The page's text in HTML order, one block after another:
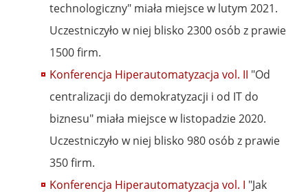
technologiczny" miała miejsce w lutym 2021.
Uczestniczyło w niej blisko 2300 osób z prawie
1500 firm.
Konferencja Hiperautomatyzacja vol. II "Od
centralizacji do demokratyzacji i od IT do
biznesu" miała miejsce w listopadzie 2020.
Uczestniczyło w niej blisko 980 osób z prawie
350 firm.
Konferencja Hiperautomatyzacja vol. I "Jak